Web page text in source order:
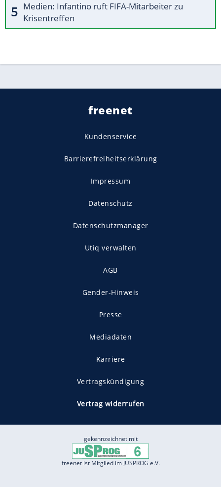
Medien: Infantino ruft FIFA-Mitarbeiter zu
Krisentreffen
freenet
Kundenservice
Barrierefreiheitserklärung
Impressum
Datenschutz
Datenschutzmanager
Utiq verwalten
AGB
Gender-Hinweis
Presse
Mediadaten
Karriere
Vertragskündigung
Vertrag widerrufen
gekennzeichnet mit
freenet ist Mitglied im JUSPROG e.V.